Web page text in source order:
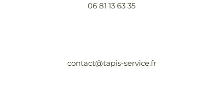
06 81 13 63 35
contact@tapis-service.fr